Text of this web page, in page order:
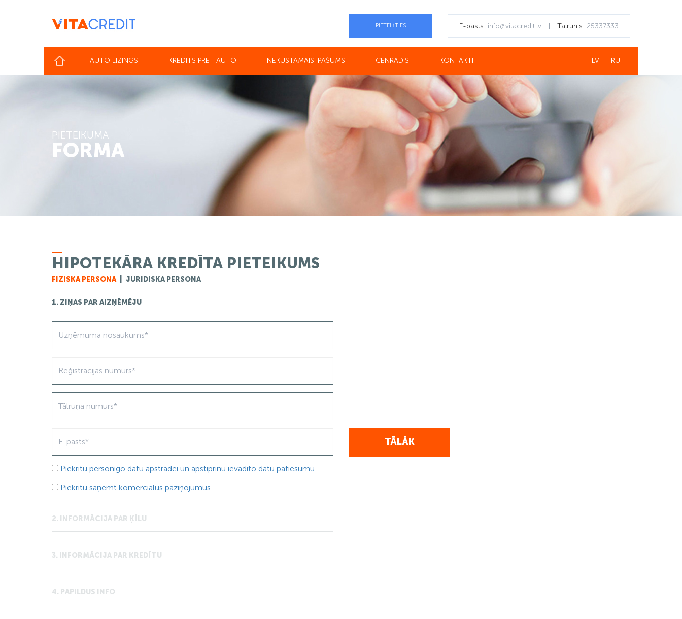
PIETEIKTIES E-pasts: info@vitacredit.lv Tālrunis: 25337333
AUTO LĪZINGS KREDĪTS PRET AUTO NEKUSTAMAIS ĪPAŠUMS CENRĀDIS KONTAKTI LV RU
PIETEIKUMA
FORMA
HIPOTEKĀRA KREDĪTA PIETEIKUMS
FIZISKA PERSONA JURIDISKA PERSONA
1. ZIŅAS PAR AIZŅĒMĒJU
TĀLĀK
Piekrītu personīgo datu apstrādei un apstiprinu ievadīto datu patiesumu
Piekrītu saņemt komerciālus paziņojumus
2. INFORMĀCIJA PAR ĶĪLU
3. INFORMĀCIJA PAR KREDĪTU
4. PAPILDUS INFO